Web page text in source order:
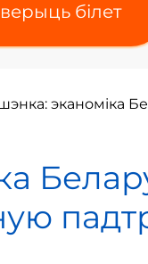
білет
эканоміка